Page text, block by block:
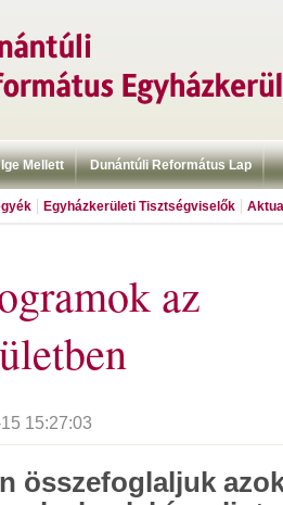
Mellett Dunántúli Református Lap
Egyházkerületi Tisztségviselők
az
15:27:03
összefoglaljuk